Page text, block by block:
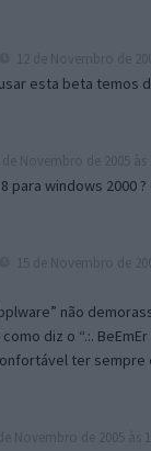
esta beta temos
para windows 2000
não
diz o “.:.
ter sempre